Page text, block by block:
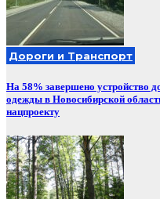
Дороги и Транспорт
На 58% завершено устройство
одежды в Новосибирской
нацпроекту